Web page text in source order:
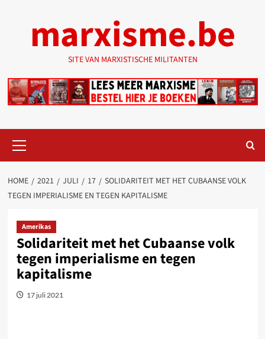
marxisme.be
SITE VAN MARXISTISCHE MILITANTEN
menu
HOME 2021 JULI 17
SOLIDARITEIT MET HET CUBAANSE VOLK
TEGEN IMPERIALISME EN TEGEN KAPITALISME
Amerikas
Solidariteit met het Cubaanse volk
tegen imperialisme en tegen
kapitalisme
17 juli 2021